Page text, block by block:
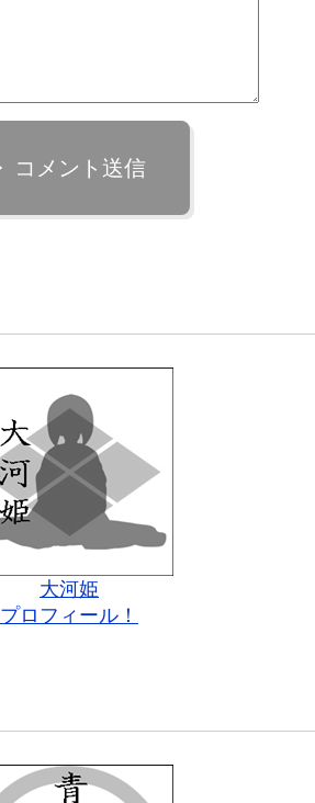
コメント送信
大河姫
プロフィール！